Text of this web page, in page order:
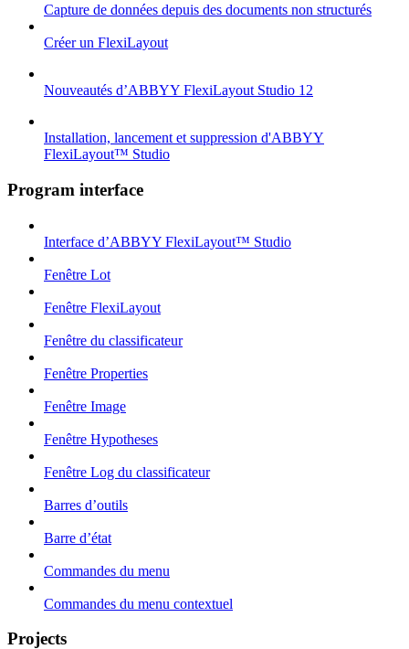
Capture de données depuis des documents non structurés
Créer un FlexiLayout
Nouveautés d’ABBYY FlexiLayout Studio 12
Installation, lancement et suppression d'ABBYY
FlexiLayout™ Studio
Program interface
Interface d’ABBYY FlexiLayout™ Studio
Fenêtre Lot
Fenêtre FlexiLayout
Fenêtre du classificateur
Fenêtre Properties
Fenêtre Image
Fenêtre Hypotheses
Fenêtre Log du classificateur
Barres d’outils
Barre d’état
Commandes du menu
Commandes du menu contextuel
Projects